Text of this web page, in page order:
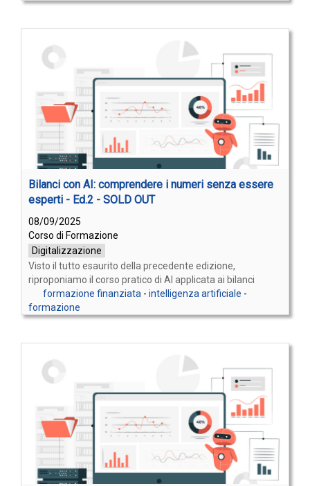
Bilanci con AI: comprendere i numeri senza essere
esperti - Ed.2 - SOLD OUT
08/09/2025
Corso di Formazione
Digitalizzazione
Visto il tutto esaurito della precedente edizione,
riproponiamo il corso pratico di AI applicata ai bilanci
formazione finanziata- intelligenza artificiale -
formazione